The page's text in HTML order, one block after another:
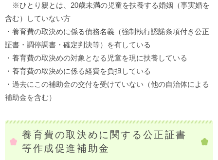
※ひとり親とは、20歳未満の児童を扶養する婚姻（事実婚を
含む）していない方
・養育費の取決めに係る債務名義（強制執行認諾条項付き公正
証書・調停調書・確定判決等）を有している
・養育費の取決めの対象となる児童を現に扶養している
・養育費の取決めに係る経費を負担している
・過去にこの補助金の交付を受けていない（他の自治体による
補助金を含む​）
養育費の取決めに関する公正証書
等作成促進補助金